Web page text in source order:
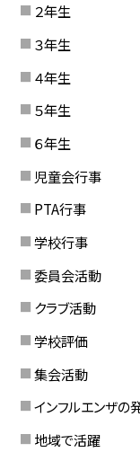
２年生
３年生
４年生
５年生
６年生
児童会行事
PTA行事
学校行事
委員会活動
クラブ活動
学校評価
集会活動
インフルエンザの
地域で活躍